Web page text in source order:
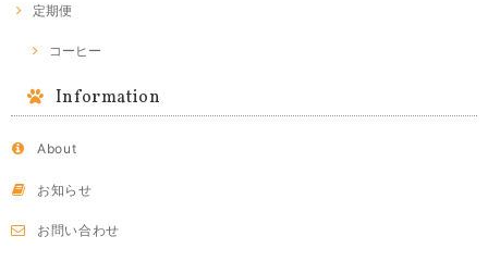
定期便
コーヒー
Information
About
お知らせ
お問い合わせ